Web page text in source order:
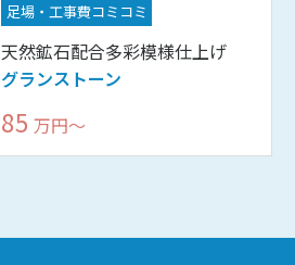
足場・工事費コミコミ
天然鉱石配合多彩模様仕上げ
グランストーン
85 万円〜